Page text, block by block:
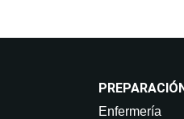
Enfermería